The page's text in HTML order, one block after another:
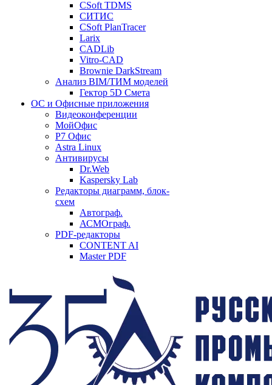
CSoft TDMS
СИТИС
CSoft PlanTracer
Larix
CADLib
Vitro-CAD
Brownie DarkStream
Анализ BIM/ТИМ моделей
Гектор 5D Смета
ОС и Офисные приложения
Видеоконференции
МойОфис
P7 Офис
Astra Linux
Антивирусы
Dr.Web
Kaspersky Lab
Редакторы диаграмм, блок-
схем
Автограф.
АСМОграф.
PDF-редакторы
CONTENT AI
Master PDF